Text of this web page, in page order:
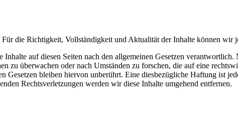
die Richtigkeit, Vollständigkeit und Aktualität der Inhalte können wir
auf diesen Seiten nach den allgemeinen Gesetzen
zu überwachen oder nach Umständen zu forschen, die auf eine
Gesetzen bleiben hiervon unberührt. Eine diesbezügliche Haftung ist
Rechtsverletzungen werden wir diese Inhalte umgehend entfernen.